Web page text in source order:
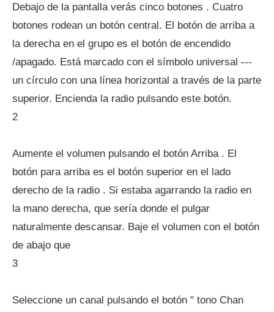
Debajo de la pantalla verás cinco botones . Cuatro
botones rodean un botón central. El botón de arriba a
la derecha en el grupo es el botón de encendido
/apagado. Está marcado con el símbolo universal ---
un círculo con una línea horizontal a través de la parte
superior. Encienda la radio pulsando este botón.
2
Aumente el volumen pulsando el botón Arriba . El
botón para arriba es el botón superior en el lado
derecho de la radio . Si estaba agarrando la radio en
la mano derecha, que sería donde el pulgar
naturalmente descansar. Baje el volumen con el botón
de abajo que
3
Seleccione un canal pulsando el botón " tono Chan